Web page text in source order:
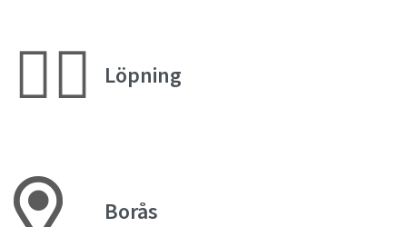
🏃‍♀️ Löpning
Borås